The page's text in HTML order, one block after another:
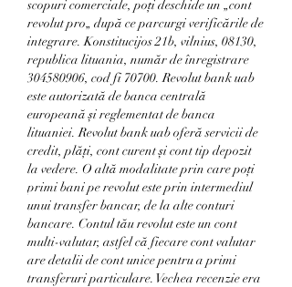
scopuri comerciale, poți deschide un „cont
revolut pro„ după ce parcurgi verificările de
integrare. Konstitucijos 21b, vilnius, 08130,
republica lituania, număr de înregistrare
304580906, cod fi 70700. Revolut bank uab
este autorizată de banca centrală
europeană și reglementat de banca
lituaniei. Revolut bank uab oferă servicii de
credit, plăți, cont curent și cont tip depozit
la vedere. O altă modalitate prin care poți
primi bani pe revolut este prin intermediul
unui transfer bancar, de la alte conturi
bancare. Contul tău revolut este un cont
multi-valutar, astfel că fiecare cont valutar
are detalii de cont unice pentru a primi
transferuri particulare. Vechea recenzie era